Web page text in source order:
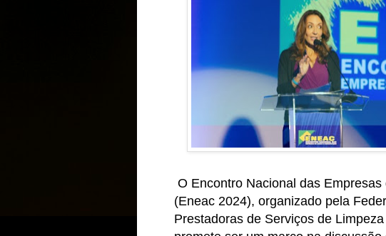
O Encontro Nacional das
(Eneac 2024), organizado pela
Prestadoras de Serviços de